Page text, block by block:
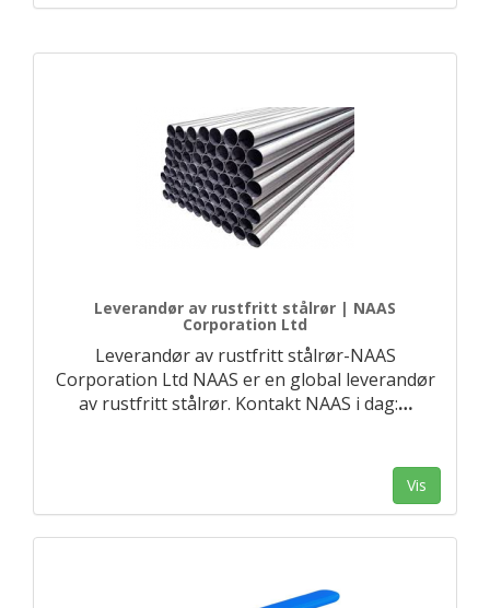
Leverandør av rustfritt stålrør | NAAS
Corporation Ltd
Leverandør av rustfritt stålrør-NAAS
Corporation Ltd NAAS er en global leverandør
av rustfritt stålrør. Kontakt NAAS i dag:…
Vis